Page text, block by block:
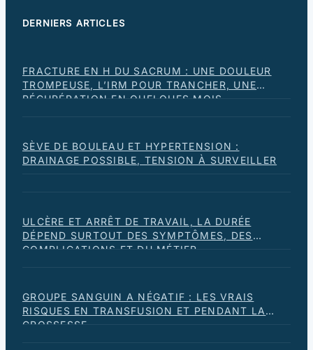
DERNIERS ARTICLES
FRACTURE EN H DU SACRUM : UNE DOULEUR
TROMPEUSE, L’IRM POUR TRANCHER, UNE
RÉCUPÉRATION EN QUELQUES MOIS
SÈVE DE BOULEAU ET HYPERTENSION :
DRAINAGE POSSIBLE, TENSION À SURVEILLER
ULCÈRE ET ARRÊT DE TRAVAIL, LA DURÉE
DÉPEND SURTOUT DES SYMPTÔMES, DES
COMPLICATIONS ET DU MÉTIER
GROUPE SANGUIN A NÉGATIF : LES VRAIS
RISQUES EN TRANSFUSION ET PENDANT LA
GROSSESSE